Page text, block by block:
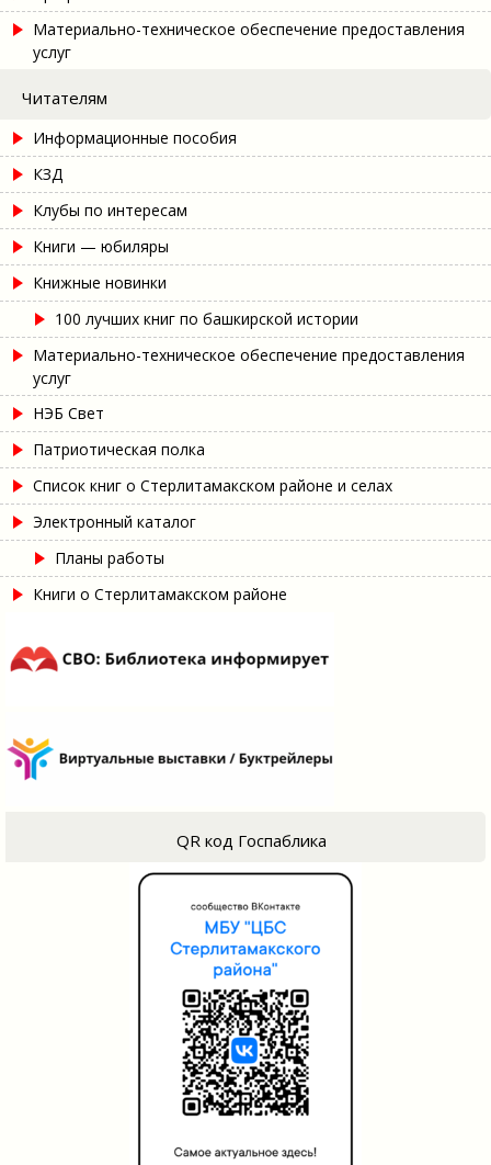
Материально-техническое обеспечение предоставления
услуг
Читателям
Информационные пособия
КЗД
Клубы по интересам
Книги — юбиляры
Книжные новинки
100 лучших книг по башкирской истории
Материально-техническое обеспечение предоставления
услуг
НЭБ Свет
Патриотическая полка
Список книг о Стерлитамакском районе и селах
Электронный каталог
Планы работы
Книги о Стерлитамакском районе
QR код Госпаблика